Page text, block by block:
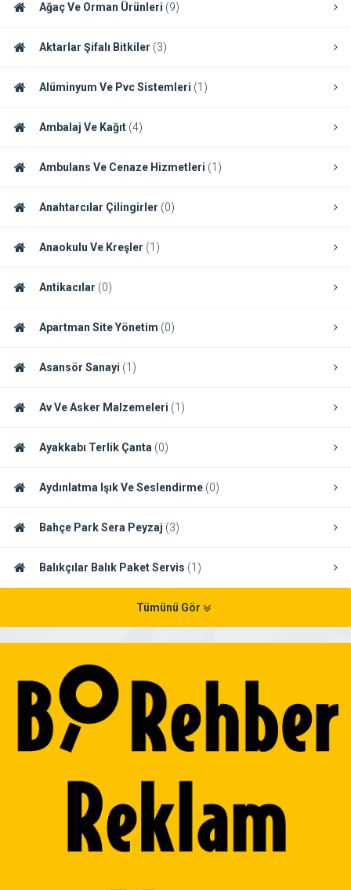
Ağaç Ve Orman Ürünleri (9)
Aktarlar Şifalı Bitkiler (3)
Alüminyum Ve Pvc Sistemleri (1)
Ambalaj Ve Kağıt (4)
Ambulans Ve Cenaze Hizmetleri (1)
Anahtarcılar Çilingirler (0)
Anaokulu Ve Kreşler (1)
Antikacılar (0)
Apartman Site Yönetim (0)
Asansör Sanayi (1)
Av Ve Asker Malzemeleri (1)
Ayakkabı Terlik Çanta (0)
Aydınlatma Işık Ve Seslendirme (0)
Bahçe Park Sera Peyzaj (3)
Balıkçılar Balık Paket Servis (1)
Tümünü Gör